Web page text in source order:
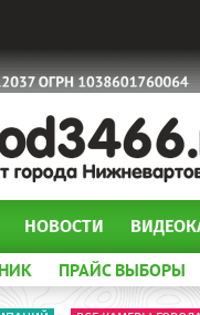
НОВОСТИ
ПРАЙС ВЫБОРЫ